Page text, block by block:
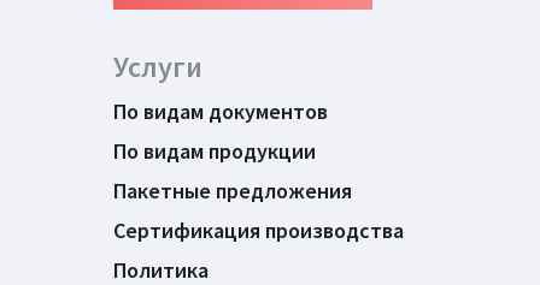
Услуги
По видам документов
По видам продукции
Пакетные предложения
Сертификация производства
Политика